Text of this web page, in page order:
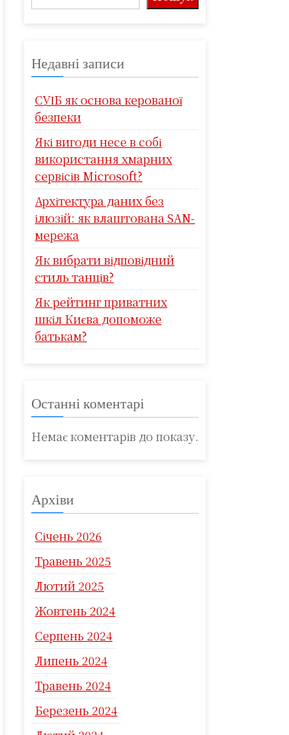
Недавні записи
СУІБ як основа керованої
безпеки
Які вигоди несе в собі
використання хмарних
сервісів Microsoft?
Архітектура даних без
ілюзій: як влаштована SAN-
мережа
Як вибрати відповідний
стиль танців?
Як рейтинг приватних
шкіл Києва допоможе
батькам?
Останні коментарі
Немає коментарів до показу.
Архіви
Січень 2026
Травень 2025
Лютий 2025
Жовтень 2024
Серпень 2024
Липень 2024
Травень 2024
Березень 2024